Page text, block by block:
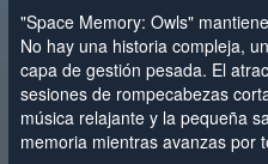
"Space Memory: Owls"
No hay una historia compleja,
capa de gestión pesada. El
sesiones de rompecabezas
música relajante y la pequeña
memoria mientras avanzas por